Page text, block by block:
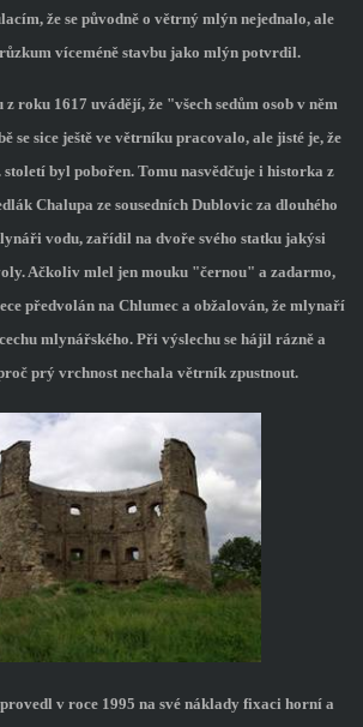
že se původně o větrný mlýn nejednalo, ale
víceméně stavbu jako mlýn potvrdil.
roku 1617 uvádějí, že "všech sedům osob v něm
se sice ještě ve větrníku pracovalo, ale jisté je, že
byl pobořen. Tomu nasvědčuje i historka z
Chalupa ze sousedních Dublovic za dlouhého
vodu, zařídil na dvoře svého statku jakýsi
Ačkoliv mlel jen mouku "černou" a zadarmo,
předvolán na Chlumec a obžalován, že mlynaří
mlynářského. Při výslechu se hájil rázně a
prý vrchnost nechala větrník zpustnout.
v roce 1995 na své náklady fixaci horní a